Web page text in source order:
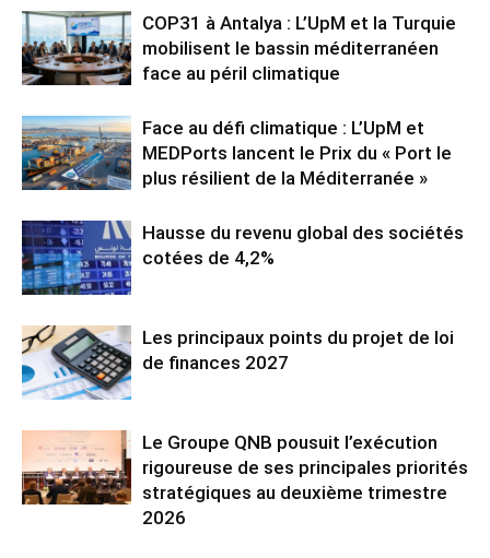
COP31 à Antalya : L’UpM et la Turquie
mobilisent le bassin méditerranéen
face au péril climatique
Face au défi climatique : L’UpM et
MEDPorts lancent le Prix du « Port le
plus résilient de la Méditerranée »
Hausse du revenu global des sociétés
cotées de 4,2%
Les principaux points du projet de loi
de finances 2027
Le Groupe QNB pousuit l’exécution
rigoureuse de ses principales priorités
stratégiques au deuxième trimestre
2026